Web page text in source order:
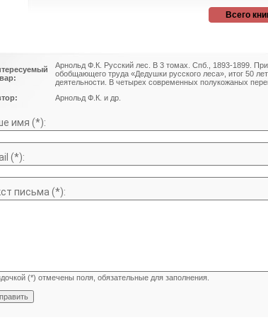
Всего
Арнольд Ф.К. Русский лес. В 3 томах. Спб., 1893-1899.
обобщающего труда «Дедушки русского леса», итог 50
деятельности. В четырех современных полукожаных
Арнольд Ф.К. и др.
имя (*):
(*):
письма (*):
(*) отмечены поля, обязательные для заполнения.